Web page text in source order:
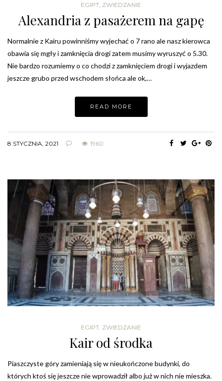
EGIPT ZWIEDZANIE
Alexandria z pasażerem na gapę
Normalnie z Kairu powinniśmy wyjechać o 7 rano ale nasz kierowca
obawia się mgły i zamknięcia drogi zatem musimy wyruszyć o 5.30.
Nie bardzo rozumiemy o co chodzi z zamknięciem drogi i wyjazdem
jeszcze grubo przed wschodem słońca ale ok,…
READ MORE
8 STYCZNIA, 2021 1960
EGIPT, ZWIEDZANIE
Kair od środka
Piaszczyste góry zamieniają się w nieukończone budynki, do
których ktoś się jeszcze nie wprowadził albo już w nich nie mieszka.